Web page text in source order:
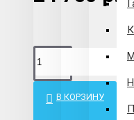
В КОРЗИНУ